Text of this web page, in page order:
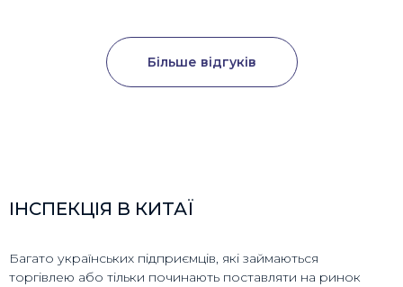
Більше відгуків
ІНСПЕКЦІЯ В КИТАЇ
Багато українських підприємців, які займаються
торгівлею або тільки починають поставляти на ринок